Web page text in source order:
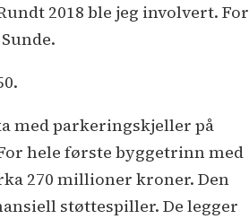
2018 ble jeg involvert. For
med parkeringskjeller på
hele første byggetrinn med
270 millioner kroner. Den
støttespiller. De legger